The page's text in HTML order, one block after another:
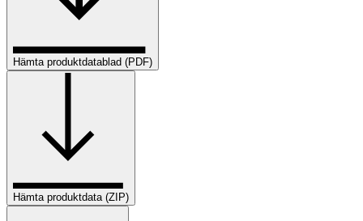
Hämta produktdatablad (PDF)
Hämta produktdata (ZIP)